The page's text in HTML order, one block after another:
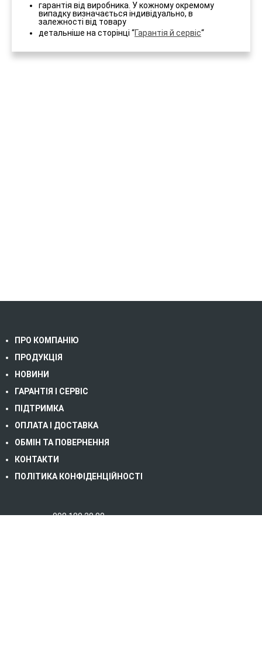
гарантія від виробника. У кожному окремому
випадку визначається індивідуально, в
залежності від товару
детальніше на сторінці “Гарантія й сервіс“
ПРО КОМПАНІЮ
ПРОДУКЦІЯ
НОВИНИ
ГАРАНТІЯ І СЕРВІС
ПІДТРИМКА
ОПЛАТА І ДОСТАВКА
ОБМІН ТА ПОВЕРНЕННЯ
КОНТАКТИ
ПОЛІТИКА КОНФІДЕНЦІЙНОСТІ
098 180 20 80